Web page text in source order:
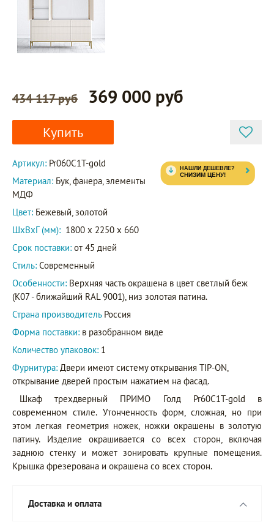
434 117 руб 369 000 руб
Купить
Артикул: Pr060C1T-gold
Материал: Бук, фанера, элементы
МДФ
Цвет: Бежевый, золотой
ШxВxГ (мм): 1800 x 2250 x 660
Срок поставки: от 45 дней
Стиль: Современный
Особенности: Верхняя часть окрашена в цвет светлый беж
(K07 - ближайший RAL 9001), низ золотая патина.
Страна производитель Россия
Форма поставки: в разобранном виде
Количество упаковок: 1
Фурнитура: Двери имеют систему открывания TIP-ON,
открывание дверей простым нажатием на фасад.
Шкаф трехдверный ПРИМО Голд Pr60C1T-gold в
современном стиле. Утонченность форм, сложная, но при
этом легкая геометрия ножек, ножки окрашены в золотую
патину. Изделие окрашивается со всех сторон, включая
заднюю стенку и может зонировать крупные помещения.
Крышка фрезерована и окрашена со всех сторон.
Доставка и оплата